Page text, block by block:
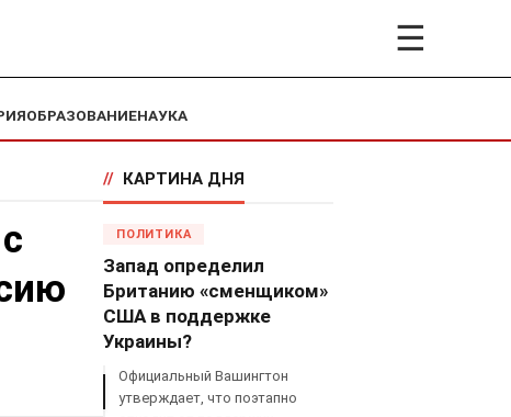
☰
ОБРАЗОВАНИЕНАУКА
// КАРТИНА ДНЯ
ПОЛИТИКА
Запад определил
Британию «сменщиком»
США в поддержке
Украины?
Официальный Вашингтон
утверждает, что поэтапно